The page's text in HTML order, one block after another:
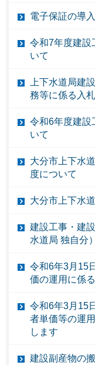
電子保証の導
令和7年度建設
いて
上下水道局建
務等に係る入
令和6年度建設
いて
大分市上下水
度について
大分市上下水
建設工事・建
水道局 独自分）
令和6年3月15
価の運用に係
令和6年3月15
者単価等の運
します
建設副産物の